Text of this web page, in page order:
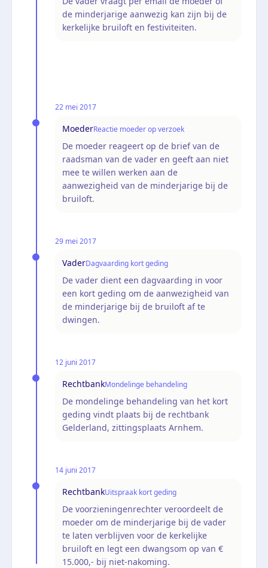
de minderjarige aanwezig kan zijn bij de
kerkelijke bruiloft en festiviteiten.
22 mei 2017
MoederReactie moeder op verzoek
De moeder reageert op de brief van de
raadsman van de vader en geeft aan niet
mee te willen werken aan de
aanwezigheid van de minderjarige bij de
bruiloft.
29 mei 2017
VaderDagvaarding kort geding
De vader dient een dagvaarding in voor
een kort geding om de aanwezigheid van
de minderjarige bij de bruiloft af te
dwingen.
12 juni 2017
RechtbankMondelinge behandeling
De mondelinge behandeling van het kort
geding vindt plaats bij de rechtbank
Gelderland, zittingsplaats Arnhem.
14 juni 2017
RechtbankUitspraak kort geding
De voorzieningenrechter veroordeelt de
moeder om de minderjarige bij de vader
te laten verblijven voor de kerkelijke
bruiloft en legt een dwangsom op van €
15.000,- bij niet-nakoming.